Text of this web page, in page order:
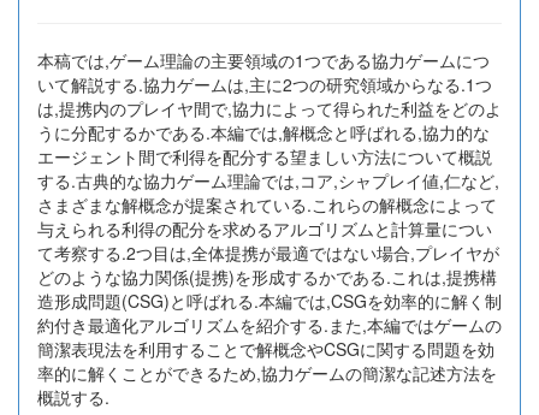
本稿では,ゲーム理論の主要領域の1つである協力ゲームにつ
いて解説する.協力ゲームは,主に2つの研究領域からなる.1つ
は,提携内のプレイヤ間で,協力によって得られた利益をどのよ
うに分配するかである.本編では,解概念と呼ばれる,協力的な
エージェント間で利得を配分する望ましい方法について概説
する.古典的な協力ゲーム理論では,コア,シャプレイ値,仁など,
さまざまな解概念が提案されている.これらの解概念によって
与えられる利得の配分を求めるアルゴリズムと計算量につい
て考察する.2つ目は,全体提携が最適ではない場合,プレイヤが
どのような協力関係(提携)を形成するかである.これは,提携構
造形成問題(CSG)と呼ばれる.本編では,CSGを効率的に解く制
約付き最適化アルゴリズムを紹介する.また,本編ではゲームの
簡潔表現法を利用することで解概念やCSGに関する問題を効
率的に解くことができるため,協力ゲームの簡潔な記述方法を
概説する.